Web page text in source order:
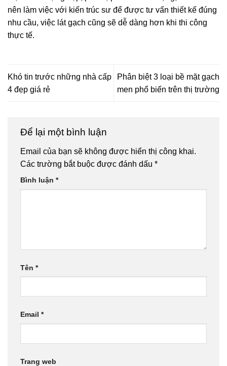
nên làm việc với kiến trúc sư để được tư vấn thiết kế đúng
nhu cầu, việc lát gạch cũng sẽ dễ dàng hơn khi thi công
thực tế.
Khó tin trước những nhà cấp
4 đẹp giá rẻ
Phân biệt 3 loại bề mặt gạch
men phổ biến trên thị trường
Để lại một bình luận
Email của bạn sẽ không được hiển thị công khai.
Các trường bắt buộc được đánh dấu *
Bình luận *
Tên *
Email *
Trang web